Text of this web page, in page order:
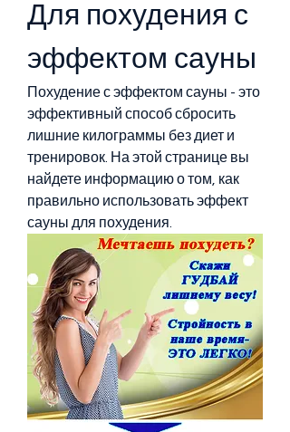
Для похудения с
эффектом сауны
Похудение с эффектом сауны - это
эффективный способ сбросить
лишние килограммы без диет и
тренировок. На этой странице вы
найдете информацию о том, как
правильно использовать эффект
сауны для похудения.